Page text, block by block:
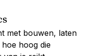
met bouwen, laten
hoog die